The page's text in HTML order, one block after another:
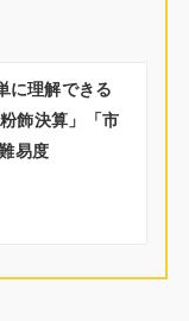
に理解できる
飾決算」「市
易度